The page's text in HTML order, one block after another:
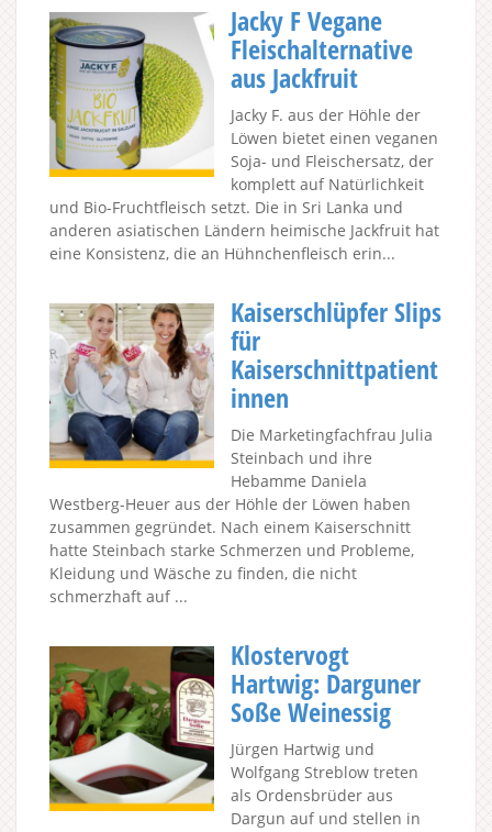
Jacky F Vegane
Fleischalternative
aus Jackfruit
Jacky F. aus der Höhle der
Löwen bietet einen veganen
Soja- und Fleischersatz, der
komplett auf Natürlichkeit
und Bio-Fruchtfleisch setzt. Die in Sri Lanka und
anderen asiatischen Ländern heimische Jackfruit hat
eine Konsistenz, die an Hühnchenfleisch erin...
Kaiserschlüpfer Slips
für
Kaiserschnittpatient
innen
Die Marketingfachfrau Julia
Steinbach und ihre
Hebamme Daniela
Westberg-Heuer aus der Höhle der Löwen haben
zusammen gegründet. Nach einem Kaiserschnitt
hatte Steinbach starke Schmerzen und Probleme,
Kleidung und Wäsche zu finden, die nicht
schmerzhaft auf ...
Klostervogt
Hartwig: Darguner
Soße Weinessig
Jürgen Hartwig und
Wolfgang Streblow treten
als Ordensbrüder aus
Dargun auf und stellen in